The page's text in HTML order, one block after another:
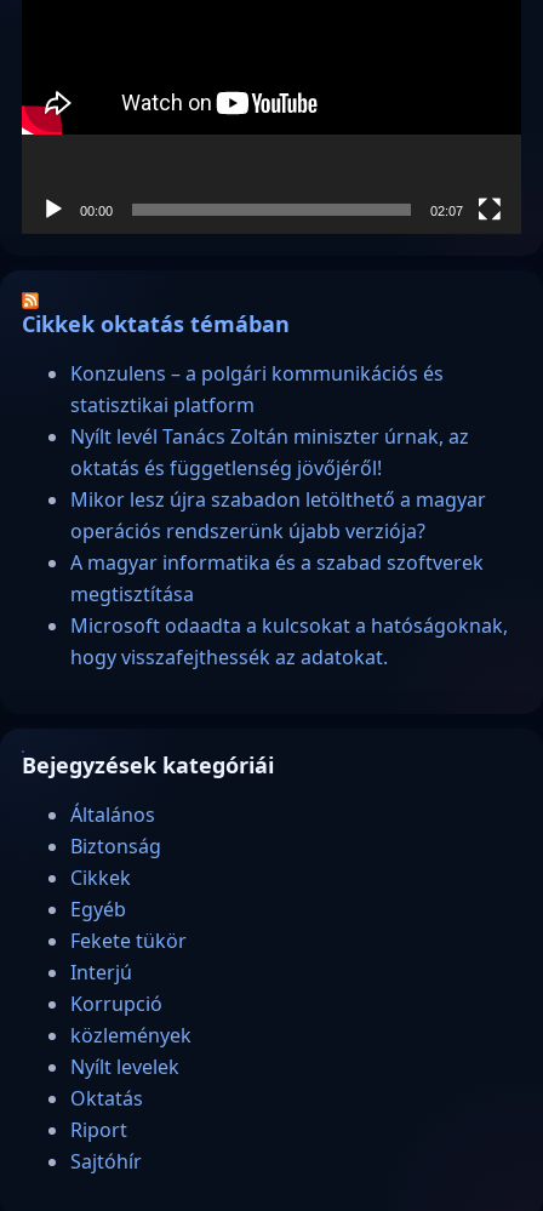
00:00 02:07
Cikkek oktatás témában
Konzulens – a polgári kommunikációs és
statisztikai platform
Nyílt levél Tanács Zoltán miniszter úrnak, az
oktatás és függetlenség jövőjéről!
Mikor lesz újra szabadon letölthető a magyar
operációs rendszerünk újabb verziója?
A magyar informatika és a szabad szoftverek
megtisztítása
Microsoft odaadta a kulcsokat a hatóságoknak,
hogy visszafejthessék az adatokat.
Bejegyzések kategóriái
Általános
Biztonság
Cikkek
Egyéb
Fekete tükör
Interjú
Korrupció
közlemények
Nyílt levelek
Oktatás
Riport
Sajtóhír